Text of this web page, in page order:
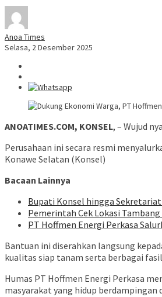
Anoa Times
Selasa, 2 Desember 2025
ANOATIMES.COM, KONSEL, – Wujud
Perusahaan ini secara resmi
Konawe Selatan (Konsel)
Bacaan Lainnya
Bupati Konsel hingga
Pemerintah Cek Lokasi
PT Hoffmen Energi Perkasa
​Bantuan ini diserahkan langsung
kualitas siap tanam serta berbagai
​Humas PT Hoffmen Energi Perkasa
masyarakat yang hidup berdampingan